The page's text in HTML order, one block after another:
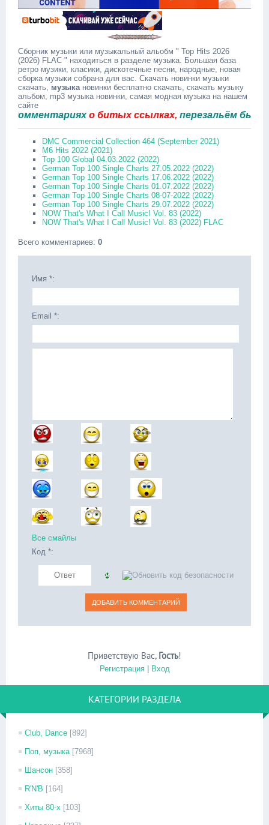
Сборник музыки или музыкальный альобм " Top Hits 2026
(2026) FLAC " находиться в разделе музыка. Большая база
ретро музики, класики, дискотечные песни, народные, новая
сборка музыки собрана для вас. Скачать новинки музыки
скачать, музыкановинки бесплатно скачать, скачать музыку
альбом, mp3 музыка новинки, самая модная музыка на нашем
сайте
о битых ссылках,перезальём быстро.
DMC Commercial Collection 464 (September 2021)
M6 Hits 2022 (2021)
Top 100 Global 04.03.2022 (2022)
German Top 100 Single Charts 27.05.2022 (2022)
German Top 100 Single Charts 17.06.2022 (2022)
German Top 100 Single Charts 01.07.2022 (2022)
German Top 100 Single Charts 08-07-2022 (2022)
German Top 100 Single Charts 29.07.2022 (2022)
NOW That's What I Call Music! Vol. 83 (2022)
NOW That's What I Call Music! Vol. 83 (2022) FLAC
Всего комментариев: 0
Имя *:
Email *:
Все смайлы
Код *:
Приветствую Вас, Гость!
Регистрация| Вход
КАТЕГОРИИ РАЗДЕЛА
Club, Dance [892]
Поп, музыка [7968]
Шансон [358]
R'N'B [164]
Хиты 80-х [103]